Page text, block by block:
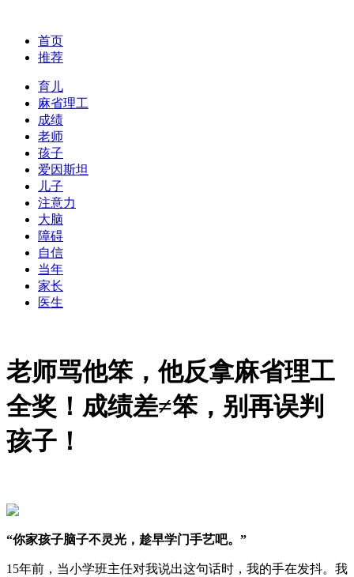
首页
推荐
育儿
麻省理工
成绩
老师
孩子
爱因斯坦
儿子
注意力
大脑
障碍
自信
当年
家长
医生
老师骂他笨，他反拿麻省理工
全奖！成绩差≠笨，别再误判
孩子！
“你家孩子脑子不灵光，趁早学门手艺吧。”
15年前，当小学班主任对我说出这句话时，我的手在发抖。我